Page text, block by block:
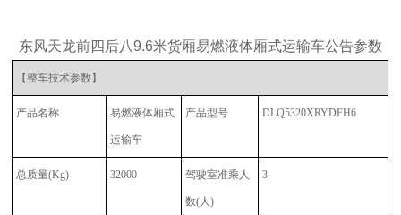
东风天龙前四后八9.6米货厢易燃液体厢式运输车公告参数
【整车技术参数】
产品名称 易燃液体厢式
运输车
产品型号 DLQ5320XRYDFH6
总质量(Kg) 32000 驾驶室准乘人
数(人)
3